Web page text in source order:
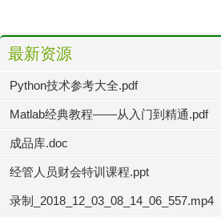
最新资源
Python技术参考大全.pdf
Matlab经典教程——从入门到精通.pdf
成品库.doc
经管人员财会特训课程.ppt
录制_2018_12_03_08_14_06_557.mp4